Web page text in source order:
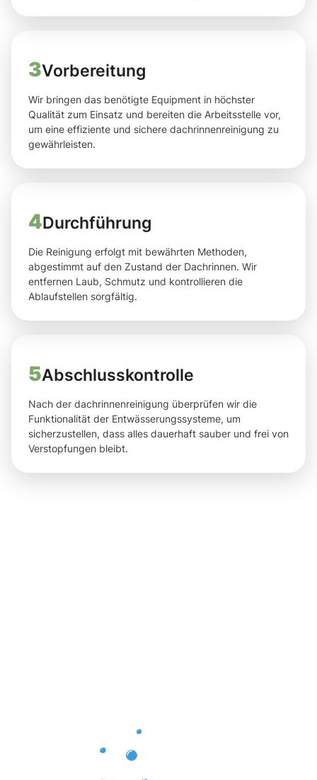
3Vorbereitung
Wir bringen das benötigte Equipment in höchster
Qualität zum Einsatz und bereiten die Arbeitsstelle vor,
um eine effiziente und sichere dachrinnenreinigung zu
gewährleisten.
4Durchführung
Die Reinigung erfolgt mit bewährten Methoden,
abgestimmt auf den Zustand der Dachrinnen. Wir
entfernen Laub, Schmutz und kontrollieren die
Ablaufstellen sorgfältig.
5Abschlusskontrolle
Nach der dachrinnenreinigung überprüfen wir die
Funktionalität der Entwässerungssysteme, um
sicherzustellen, dass alles dauerhaft sauber und frei von
Verstopfungen bleibt.